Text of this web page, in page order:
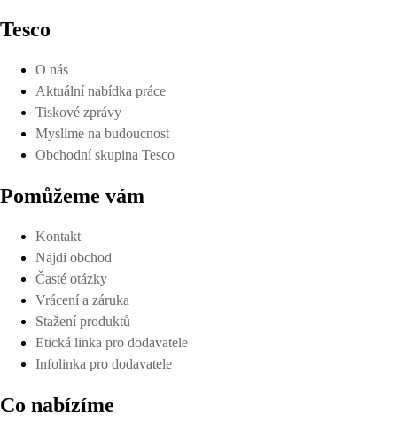
Tesco
O nás
Aktuální nabídka práce
Tiskové zprávy
Myslíme na budoucnost
Obchodní skupina Tesco
Pomůžeme vám
Kontakt
Najdi obchod
Časté otázky
Vrácení a záruka
Stažení produktů
Etická linka pro dodavatele
Infolinka pro dodavatele
Co nabízíme